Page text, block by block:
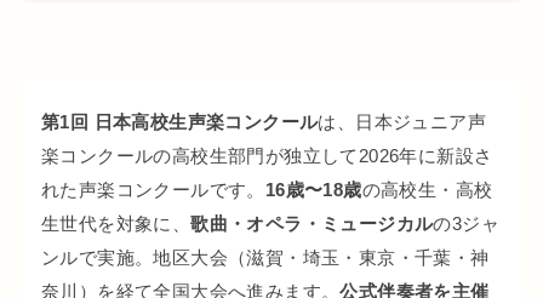
第1回 日本高校生声楽コンクールは、日本ジュニア声
楽コンクールの高校生部門が独立して2026年に新設さ
れた声楽コンクールです。 16歳〜18歳の高校生・高校
生世代を対象に、歌曲・オペラ・ミュージカルの3ジャ
ンルで実施。地区大会（滋賀・埼玉・東京・千葉・神
奈川）を経て全国大会へ進みます。公式伴奏者を主催